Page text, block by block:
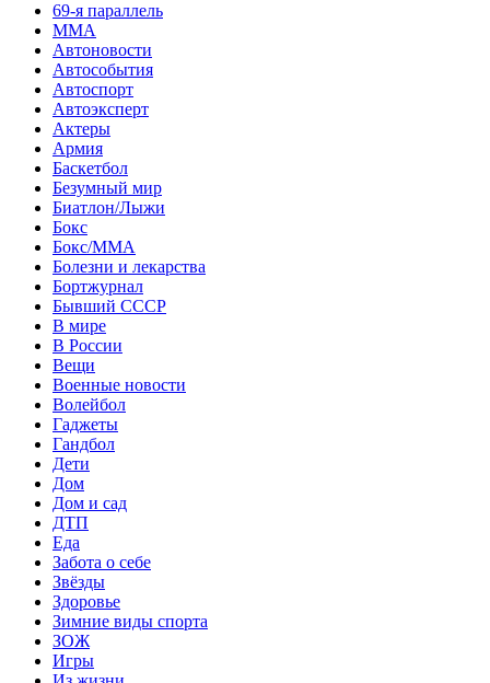
69-я параллель
MMA
Автоновости
Автособытия
Автоспорт
Автоэксперт
Актеры
Армия
Баскетбол
Безумный мир
Биатлон/Лыжи
Бокс
Бокс/MMA
Болезни и лекарства
Бортжурнал
Бывший СССР
В мире
В России
Вещи
Военные новости
Волейбол
Гаджеты
Гандбол
Дети
Дом
Дом и сад
ДТП
Еда
Забота о себе
Звёзды
Здоровье
Зимние виды спорта
ЗОЖ
Игры